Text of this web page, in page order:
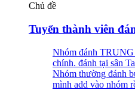
Chủ đề
Tuyển thành viên
Nhóm đánh
chính. đánh tại sân
Nhóm thường đánh
mình add vào nhóm